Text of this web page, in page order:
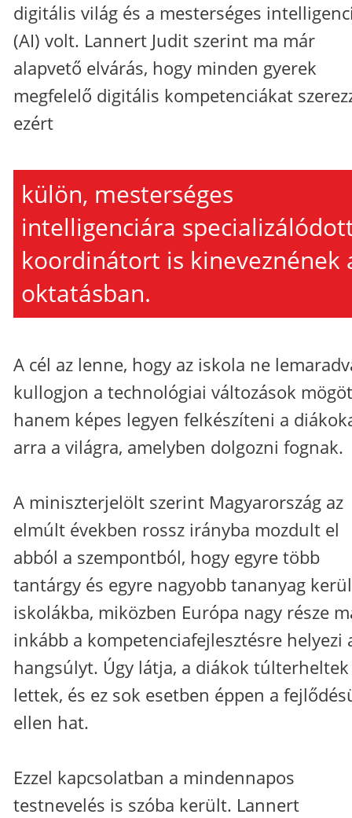
digitális világ és a mesterséges
(AI) volt. Lannert Judit szerint ma már
alapvető elvárás, hogy minden gyerek
megfelelő digitális kompetenciákat
ezért
külön, mesterséges
intelligenciára
koordinátort is kineveznének
oktatásban.
A cél az lenne, hogy az iskola ne
kullogjon a technológiai változások
hanem képes legyen felkészíteni a
arra a világra, amelyben dolgozni fognak.
A miniszterjelölt szerint Magyarország az
elmúlt években rossz irányba mozdult el
abból a szempontból, hogy egyre több
tantárgy és egyre nagyobb tananyag
iskolákba, miközben Európa nagy része
inkább a kompetenciafejlesztésre helyezi
hangsúlyt. Úgy látja, a diákok túlterheltek
lettek, és ez sok esetben éppen a
ellen hat.
Ezzel kapcsolatban a mindennapos
testnevelés is szóba került. Lannert